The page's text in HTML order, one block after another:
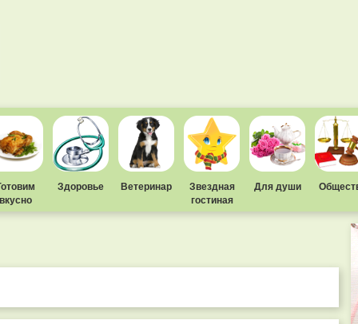
Здоровье Ветеринар
Звездная
гостиная
Для души